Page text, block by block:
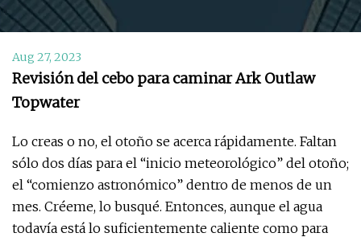
Aug 27, 2023
Revisión del cebo para caminar Ark Outlaw
Topwater
Lo creas o no, el otoño se acerca rápidamente. Faltan
sólo dos días para el “inicio meteorológico” del otoño;
el “comienzo astronómico” dentro de menos de un
mes. Créeme, lo busqué. Entonces, aunque el agua
todavía está lo suficientemente caliente como para